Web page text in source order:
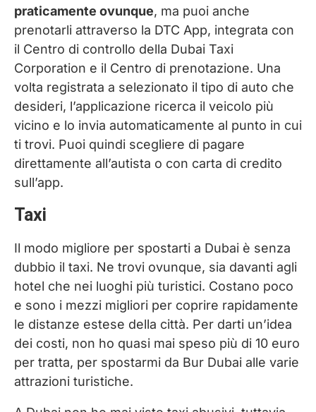
praticamente ovunque, ma puoi anche
prenotarli attraverso la DTC App, integrata con
il Centro di controllo della Dubai Taxi
Corporation e il Centro di prenotazione. Una
volta registrata a selezionato il tipo di auto che
desideri, l’applicazione ricerca il veicolo più
vicino e lo invia automaticamente al punto in cui
ti trovi. Puoi quindi scegliere di pagare
direttamente all’autista o con carta di credito
sull’app.
Taxi
Il modo migliore per spostarti a Dubai è senza
dubbio il taxi. Ne trovi ovunque, sia davanti agli
hotel che nei luoghi più turistici. Costano poco
e sono i mezzi migliori per coprire rapidamente
le distanze estese della città. Per darti un’idea
dei costi, non ho quasi mai speso più di 10 euro
per tratta, per spostarmi da Bur Dubai alle varie
attrazioni turistiche.